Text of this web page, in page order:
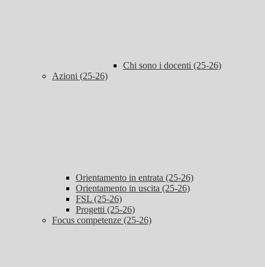
Chi sono i docenti (25-26)
Azioni (25-26)
Orientamento in entrata (25-26)
Orientamento in uscita (25-26)
FSL (25-26)
Progetti (25-26)
Focus competenze (25-26)